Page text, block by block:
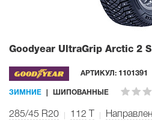
Goodyear UltraGrip Arctic 2
АРТИКУЛ: 1101391
ЗИМНИЕ ШИПОВАННЫЕ
285/45 R20 112